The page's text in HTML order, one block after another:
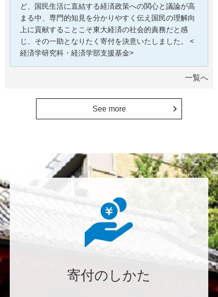
ど、国民生活に直結する経済政策への関心と議論が高
まる中、専門的知見を分かりやすく伝え国民の理解向
上に貢献することこそ東大経済の社会的責務だと感
じ、その一助となりたく寄付を決意いたしました。 <
経済学研究科・経済学部支援基金>
ます。 <東京大学附属図書館支援プロジェクト>
植物が未来に繋がっている。 地球や室内の空気清浄、
浄化作用を行っていて、綺麗クリーンにしてくれてい
にも、植物の素晴らしさ、凄さを伝えていってほし
い。 後世、子供たちにも、３千年後も
も未来永劫 美味しいお寿司、刺身、日本米を子供た
一覧へ
See more
寄付のしかた